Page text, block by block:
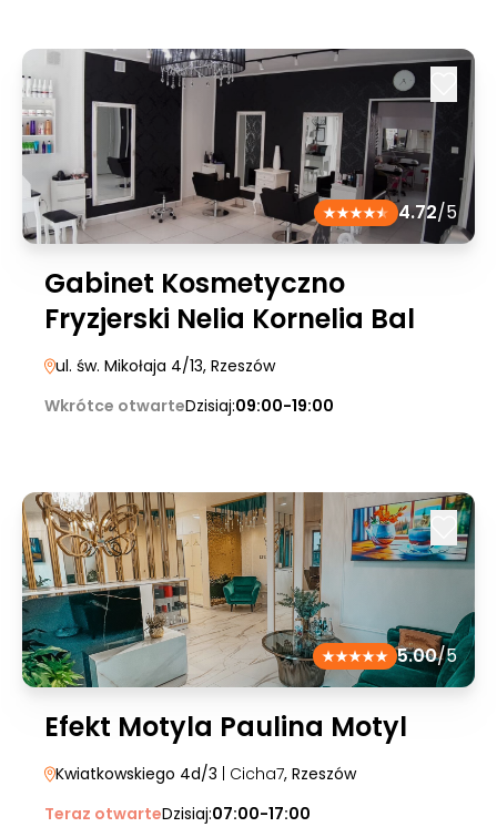
4.72/5
Gabinet Kosmetyczno
Fryzjerski Nelia Kornelia Bal
ul. św. Mikołaja 4/13, Rzeszów
Wkrótce otwarteDzisiaj:09:00-19:00
5.00/5
Efekt Motyla Paulina Motyl
Kwiatkowskiego 4d/3 | Cicha7, Rzeszów
Teraz otwarteDzisiaj:07:00-17:00